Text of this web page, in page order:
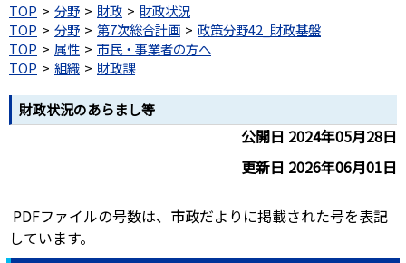
TOP 分野 財政
財政状況
TOP
分野 第7次総合計画
政策分野42_財政基盤
TOP
属性
市民・事業者の方へ
TOP
組織 財政課
財政状況のあらまし等
公開日 2024年05月28日
更新日 2026年06月01日
PDFファイルの号数は、市政だよりに掲載された号を表記
しています。